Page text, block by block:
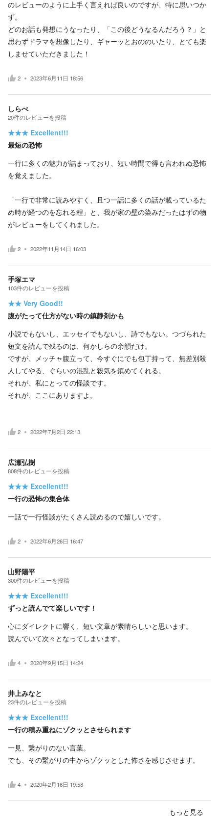
のレビューのように上手く言えれば良いのですが、特に思いつか
ず。
どのお話も発想にうなったり、「この後どうなるんだろう？」と
思わずドラマを想像したり、ギャーッとおののいたり、とても楽
しませていただきました！
2 2023年6月11日 18:56
しらべ
20件のレビューを投稿
★★★ Excellent!!!
最短の恐怖
一行に多くの魅力が詰まっており、短い時間で得も言われぬ恐怖
を覚えました。
「一行で非常に読みやすく、且つ一話に多くの話が載っているた
め時が経つのを忘れる程」と、我が家の壁の染みだったはずの物
がレビューをしてくれました。
2 2022年11月14日 16:03
手塚エマ
103件のレビューを投稿
★★ Very Good!!
腹がたって仕方がない時の鎮静剤かも
小説でもないし、エッセイでもないし、詩でもない。つづられた
短文を読んで残るのは、何かしらの余韻だけ。
ですが、メッチャ腹立って、今すぐにでも包丁持って、無差別殺
人してやる、ぐらいの混乱と殺気を鎮めてくれる。
それが、私にとっての怪談です。
それが、ここにありますよ。
2 2022年7月2日 22:13
広瀬弘樹
808件のレビューを投稿
★★★ Excellent!!!
一行の恐怖の集合体
一話で一行怪談がたくさん読めるので嬉しいです。
2 2022年6月26日 16:47
山野陽平
300件のレビューを投稿
★★★ Excellent!!!
ずっと読んでて楽しいです！
心にダイレクトに響く、短い文章が素晴らしいと思います。
読んでいて次々となってしまいます。
4 2020年9月15日 14:24
井上みなと
23件のレビューを投稿
★★★ Excellent!!!
一行の積み重ねにゾクッとさせられます
一見、繋がりのない言葉。
でも、その繋がりの中からゾクッとした怖さを感じさせます。
4 2020年2月16日 19:58
もっと見る